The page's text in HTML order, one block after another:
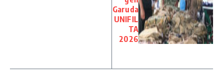
Garuda
UNIFIL
TA
2026